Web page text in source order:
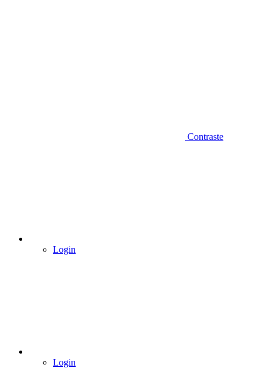
Contraste
Login
Login